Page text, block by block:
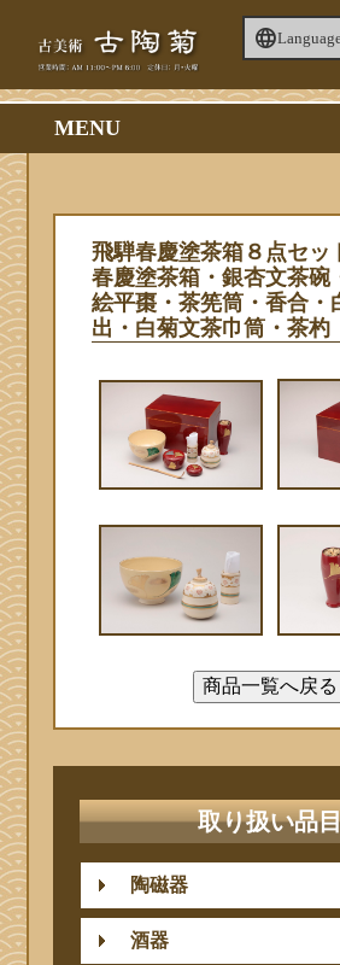
MENU
飛騨春慶塗茶箱８点セッ
春慶塗茶箱・銀杏文茶碗
絵平棗・茶筅筒・香合・
出・白菊文茶巾筒・茶杓
取り扱い品
陶磁器
酒器